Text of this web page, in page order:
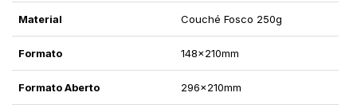
Material Couché Fosco 250g
Formato 148x210mm
Formato Aberto 296x210mm